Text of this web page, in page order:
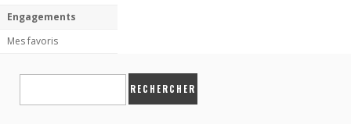
Engagements
Mes favoris